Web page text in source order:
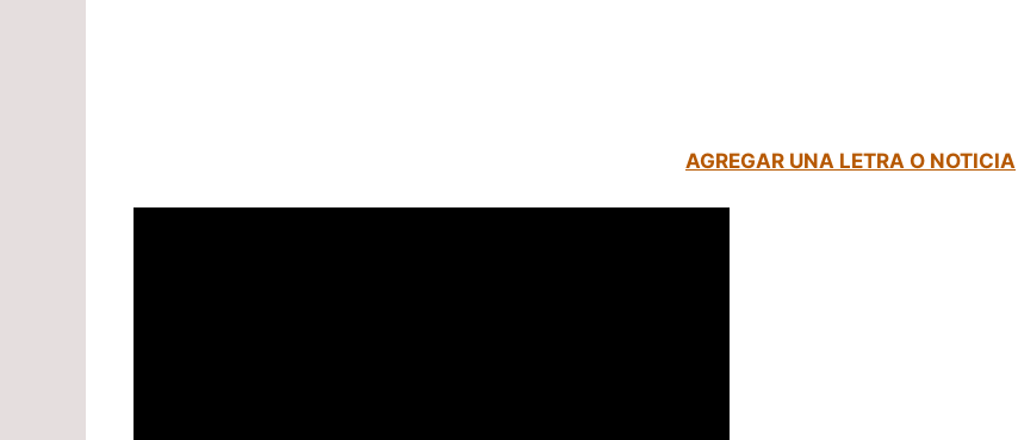
AGREGAR UNA LETRA O NOTICIA